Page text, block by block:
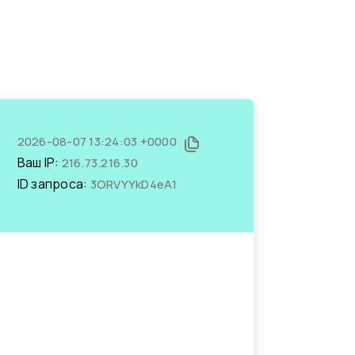
2026-08-07 13:24:03 +0000
Ваш IP: 216.73.216.30
ID запроса: 3ORVYYkD4eA1